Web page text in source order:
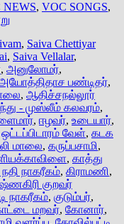
, VOC SONGS,
, Saiva Chettiyar
, Saiva Vellalar,
, அனுலோமர்,
பண்டிதர்,
, ஆதிச்சநல்லூர்
- முஸ்லீம் கலவரம்,
, ஈழவர், உடையார்,
ஒட்டப்பிடாரம் வேள், கடக
மாலை, கருப்பசாமி,
, காத்து
நதி நாகரீகம், கிராமணி,
குறவர்
நாகரீகம், குடும்பர்,
மறவர், கோனார்,